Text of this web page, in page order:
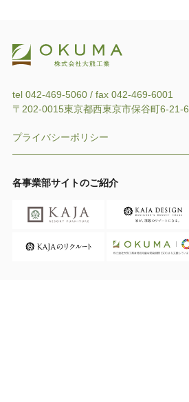
tel 042-469-5060 / fax 042-469-6001
〒202-0015東京都西東京市保谷町6-21-6
プライバシーポリシー
各事業部サイトのご紹介